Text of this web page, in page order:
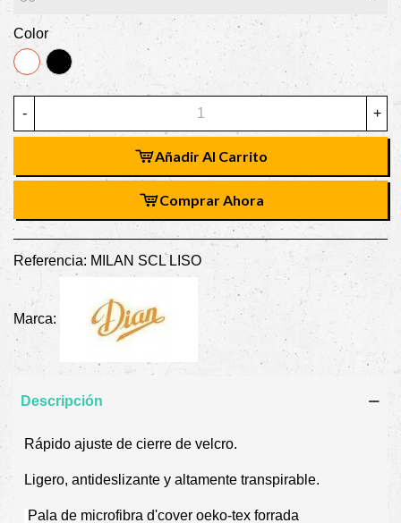
Color
BLANCO
NEGRO
- +
Añadir Al Carrito
Comprar Ahora
Referencia: MILAN SCL LISO
Marca:
Descripción
Rápido ajuste de cierre de velcro.
Ligero, antideslizante y altamente transpirable.
Pala de microfibra d'cover oeko-tex forrada